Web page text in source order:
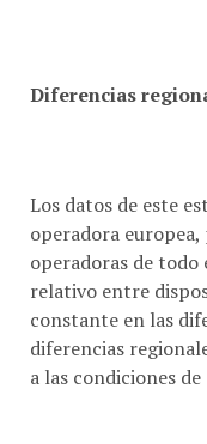
Diferencias
Los datos de este
operadora
operadoras de
relativo entre
constante en las
diferencias
a las condiciones